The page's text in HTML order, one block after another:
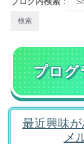
プログ
最近興味
メ